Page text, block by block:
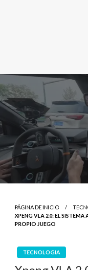
PÁGINA DE INICIO
XPENG VLA 2.0: EL
PROPIO JUEGO
TECNOLOGIA